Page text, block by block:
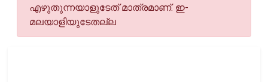
എഴുതുന്നയാളുടേത് മാത്രമാണ്. ഇ-
മലയാളിയുടേതല്ല